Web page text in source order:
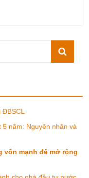
năm: Nguyên nhân và
vốn mạnh để mở rộng